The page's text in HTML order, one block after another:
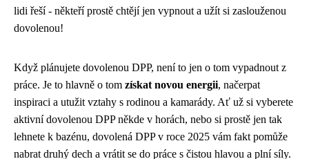
lidi řeší - někteří prostě chtějí jen vypnout a užít si zaslouženou
dovolenou!
Když plánujete dovolenou DPP, není to jen o tom vypadnout z
práce. Je to hlavně o tom získat novou energii, načerpat
inspiraci a utužit vztahy s rodinou a kamarády. Ať už si vyberete
aktivní dovolenou DPP někde v horách, nebo si prostě jen tak
lehnete k bazénu, dovolená DPP v roce 2025 vám fakt pomůže
nabrat druhý dech a vrátit se do práce s čistou hlavou a plní síly.